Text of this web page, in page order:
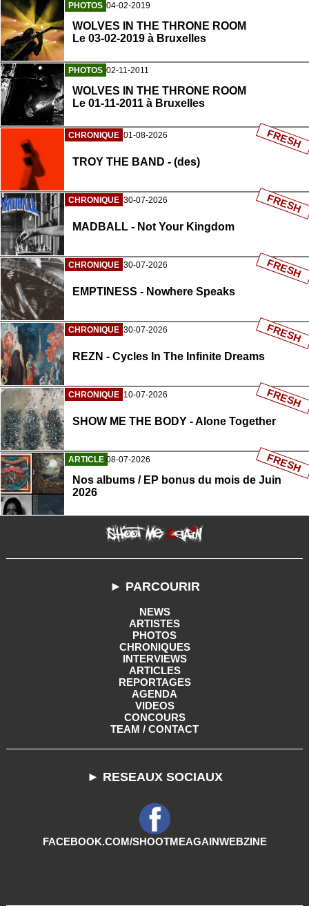
PHOTOS 04-02-2019
WOLVES IN THE THRONE ROOM
Le 03-02-2019 à Bruxelles
PHOTOS 02-11-2011
WOLVES IN THE THRONE ROOM
Le 01-11-2011 à Bruxelles
CHRONIQUE 01-08-2026
TROY THE BAND - (des)
FRESH
CHRONIQUE 30-07-2026
MADBALL - Not Your Kingdom
FRESH
CHRONIQUE 30-07-2026
EMPTINESS - Nowhere Speaks
FRESH
CHRONIQUE 30-07-2026
REZN - Cycles In The Infinite Dreams
FRESH
CHRONIQUE 10-07-2026
SHOW ME THE BODY - Alone Together
FRESH
ARTICLE 08-07-2026
Nos albums / EP bonus du mois de Juin
2026
FRESH
► PARCOURIR
NEWS
ARTISTES
PHOTOS
CHRONIQUES
INTERVIEWS
ARTICLES
REPORTAGES
AGENDA
VIDEOS
CONCOURS
TEAM / CONTACT
► RESEAUX SOCIAUX
FACEBOOK.COM/SHOOTMEAGAINWEBZINE